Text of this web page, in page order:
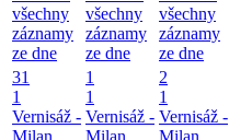
všechny
záznamy
ze dne
všechny
záznamy
ze dne
všechny
záznamy
ze dne
31
1
Vernisáž -
Milan
1
1
Vernisáž -
Milan
2
1
Vernisáž -
Milan